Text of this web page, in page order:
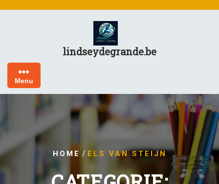
lindseydegrande.be
Menu
HOME / ELS VAN STEIJN